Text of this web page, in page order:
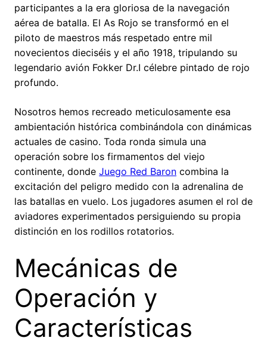
participantes a la era gloriosa de la navegación
aérea de batalla. El As Rojo se transformó en el
piloto de maestros más respetado entre mil
novecientos dieciséis y el año 1918, tripulando su
legendario avión Fokker Dr.I célebre pintado de rojo
profundo.
Nosotros hemos recreado meticulosamente esa
ambientación histórica combinándola con dinámicas
actuales de casino. Toda ronda simula una
operación sobre los firmamentos del viejo
continente, donde Juego Red Baron combina la
excitación del peligro medido con la adrenalina de
las batallas en vuelo. Los jugadores asumen el rol de
aviadores experimentados persiguiendo su propia
distinción en los rodillos rotatorios.
Mecánicas de
Operación y
Características